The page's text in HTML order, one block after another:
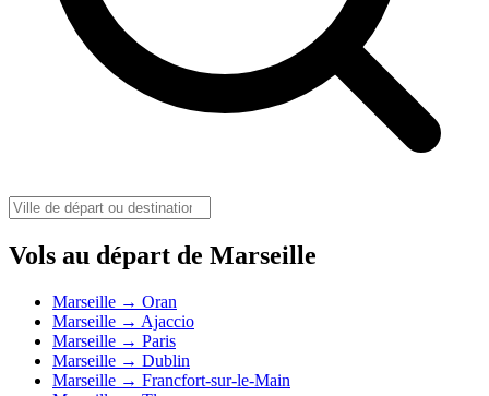
Vols au départ de Marseille
Marseille → Oran
Marseille → Ajaccio
Marseille → Paris
Marseille → Dublin
Marseille → Francfort-sur-le-Main